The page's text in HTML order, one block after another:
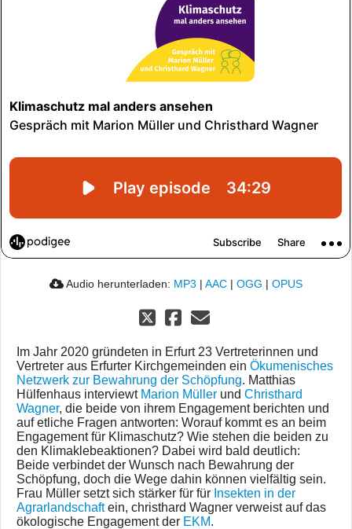
Audio herunterladen: MP3 | AAC | OGG | OPUS
Im Jahr 2020 gründeten in Erfurt 23 Vertreterinnen und
Vertreter aus Erfurter Kirchgemeinden ein Ökumenisches
Netzwerk zur Bewahrung der Schöpfung. Matthias
Hülfenhaus interviewt Marion Müller und Christhard
Wagner, die beide von ihrem Engagement berichten und
auf etliche Fragen antworten: Worauf kommt es an beim
Engagement für Klimaschutz? Wie stehen die beiden zu
den Klimaklebeaktionen? Dabei wird bald deutlich:
Beide verbindet der Wunsch nach Bewahrung der
Schöpfung, doch die Wege dahin können vielfältig sein.
Frau Müller setzt sich stärker für für Insekten in der
Agrarlandschaftein, christhard Wagner verweist auf das
ökologische Engagement der EKM.